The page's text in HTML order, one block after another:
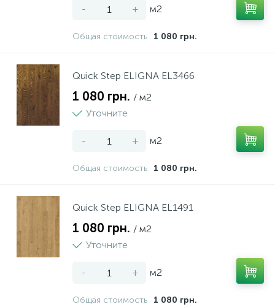
- + м2
Общая стоимость 1 080 грн.
Quick Step ELIGNA EL3466
1 080 грн. / м2
Уточните
- + м2
Общая стоимость 1 080 грн.
Quick Step ELIGNA EL1491
1 080 грн. / м2
Уточните
- + м2
Общая стоимость 1 080 грн.